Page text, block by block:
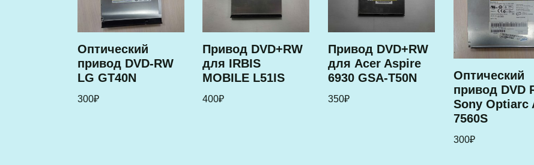
Оптический
привод DVD-RW
LG GT40N
300₽
Привод DVD+RW
для IRBIS
MOBILE L51IS
400₽
Привод DVD+RW
для Acer Aspire
6930 GSA-T50N
350₽
Оптический
привод DVD
Sony Optiarc
7560S
300₽